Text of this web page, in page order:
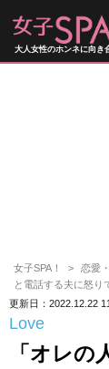
大人女性のホンネに向き
女子SPA！ 恋愛
と電話する夫に怒り
更新日：2022.12.22
Love
「オレの